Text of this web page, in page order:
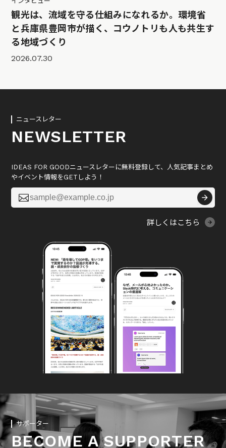
観光は、流域を守る仕組みになれるか。環境省
と兵庫県豊岡市が描く、コウノトリも人も共生す
る地域づくり
2026.07.30
ニュースレター
NEWSLETTER
IDEAS FOR GOODニュースレターに無料登録して、人気記事まとめ
やイベント情報をGETしよう！

詳しくはこちら
サポーター
BECOME A SUPPORTER